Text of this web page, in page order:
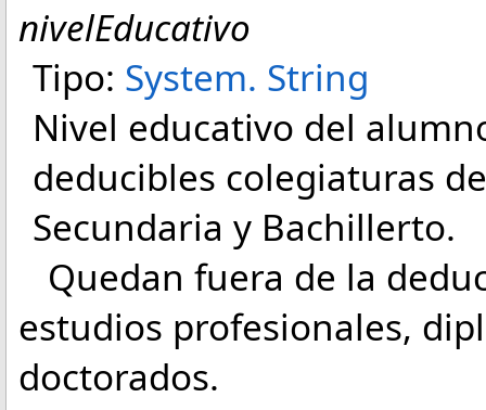
nivelEducativo
Tipo: System. String
Nivel educativo del
deducibles colegiaturas
Secundaria y Bachillerto.
Quedan fuera de la
estudios profesionales,
doctorados.